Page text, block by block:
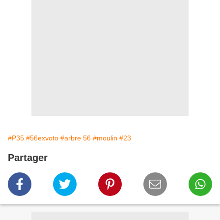
#P35 #56exvoto #arbre 56 #moulin #23
Partager